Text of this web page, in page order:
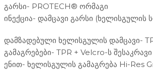
გარსი- PROTECH® ორმაგი
ინექცია- დამცავი გარსი
დამზადებული ხელისგულის დამცავი-
გამაგრებები- TPR + Velcro-ს
ენით- ხელისგულის გამაგრება Hi-Res